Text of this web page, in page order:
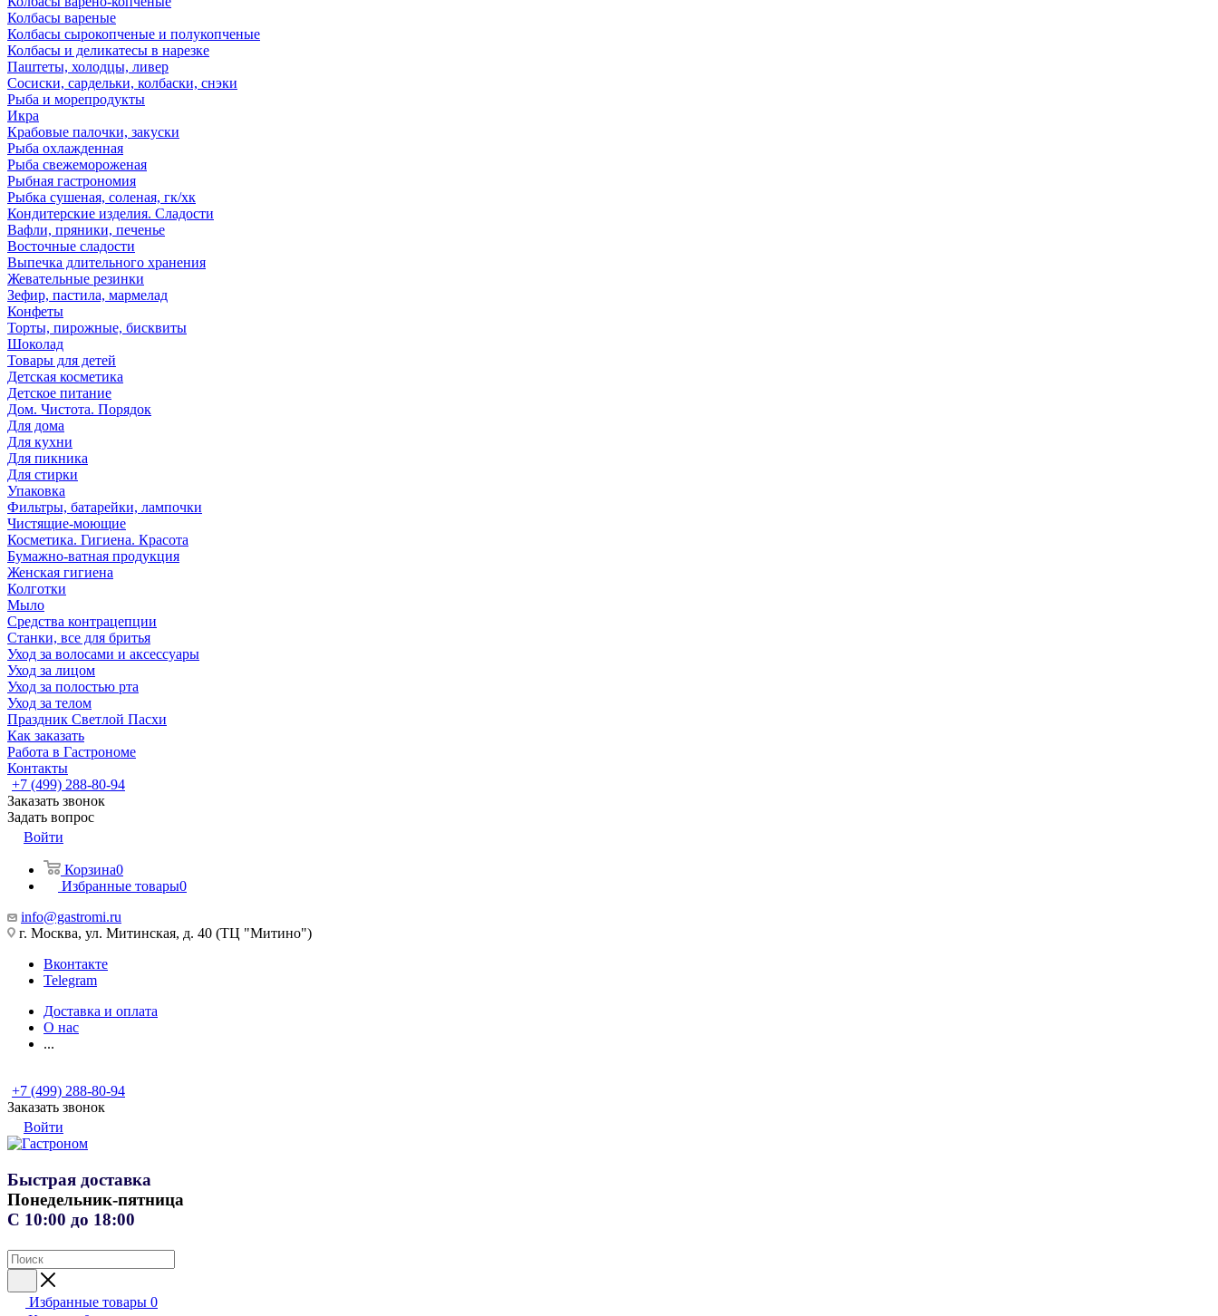
Колбасы вареные
Колбасы сырокопченые и полукопченые
Колбасы и деликатесы в нарезке
Паштеты, холодцы, ливер
Сосиски, сардельки, колбаски, снэки
Рыба и морепродукты
Икра
Крабовые палочки, закуски
Рыба охлажденная
Рыба свежемороженая
Рыбная гастрономия
Рыбка сушеная, соленая, гк/хк
Кондитерские изделия. Сладости
Вафли, пряники, печенье
Восточные сладости
Выпечка длительного хранения
Жевательные резинки
Зефир, пастила, мармелад
Конфеты
Торты, пирожные, бисквиты
Шоколад
Товары для детей
Детская косметика
Детское питание
Дом. Чистота. Порядок
Для дома
Для кухни
Для пикника
Для стирки
Упаковка
Фильтры, батарейки, лампочки
Чистящие-моющие
Косметика. Гигиена. Красота
Бумажно-ватная продукция
Женская гигиена
Колготки
Мыло
Средства контрацепции
Станки, все для бритья
Уход за волосами и аксессуары
Уход за лицом
Уход за полостью рта
Уход за телом
Праздник Светлой Пасхи
Как заказать
Работа в Гастрономе
Контакты
+7 (499) 288-80-94
Заказать звонок
Задать вопрос
Войти
Корзина0
Избранные товары0
info@gastromi.ru
г. Москва, ул. Митинская, д. 40 (ТЦ "Митино")
Вконтакте
Telegram
Доставка и оплата
О нас
...
+7 (499) 288-80-94
Заказать звонок
Войти
Быстрая доставка
Понедельник-пятница
С 10:00 до 18:00
Избранные товары 0